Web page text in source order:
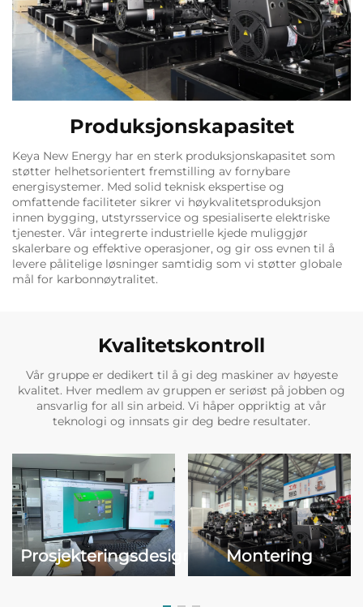
Produksjonskapasitet
Keya New Energy har en sterk produksjonskapasitet som
støtter helhetsorientert fremstilling av fornybare
energisystemer. Med solid teknisk ekspertise og
omfattende faciliteter sikrer vi høykvalitetsproduksjon
innen bygging, utstyrsservice og spesialiserte elektriske
tjenester. Vår integrerte industrielle kjede muliggjør
skalerbare og effektive operasjoner, og gir oss evnen til å
levere pålitelige løsninger samtidig som vi støtter globale
mål for karbonnøytralitet.
Kvalitetskontroll
Vår gruppe er dedikert til å gi deg maskiner av høyeste
kvalitet. Hver medlem av gruppen er seriøst på jobben og
ansvarlig for all sin arbeid. Vi håper oppriktig at vår
teknologi og innsats gir deg bedre resultater.
Prosjekteringsdesign Montering